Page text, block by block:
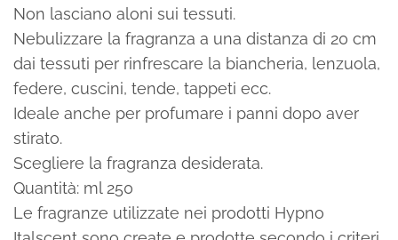
Non lasciano aloni sui tessuti.
Nebulizzare la fragranza a una distanza di 20 cm
dai tessuti per rinfrescare la biancheria, lenzuola,
federe, cuscini, tende, tappeti ecc.
Ideale anche per profumare i panni dopo aver
stirato.
Scegliere la fragranza desiderata.
Quantità: ml 250
Le fragranze utilizzate nei prodotti Hypno